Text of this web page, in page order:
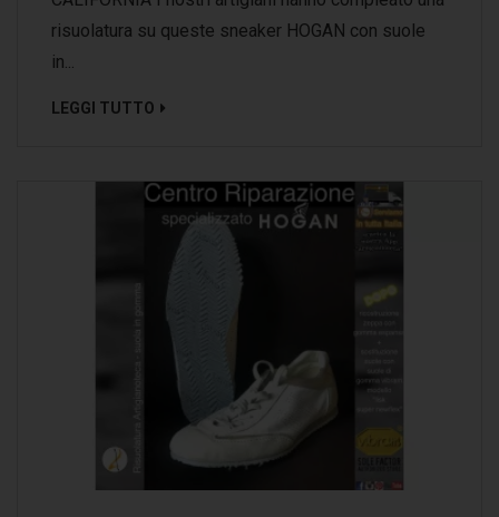
risuolatura su queste sneaker HOGAN con suole
in...
LEGGI TUTTO